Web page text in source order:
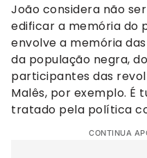
João considera não
edificar a memória do
envolve a memória
da população negra,
participantes das
Malês, por exemplo. É
tratado pela política
CONTINUA